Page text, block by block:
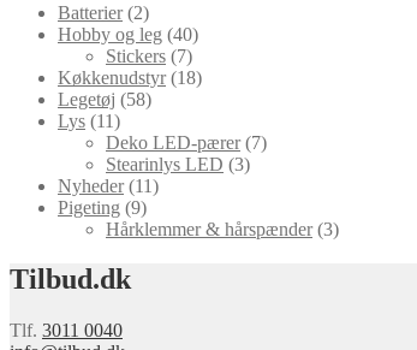
Batterier (2)
Hobby og leg (40)
Stickers (7)
Køkkenudstyr (18)
Legetøj (58)
Lys (11)
Deko LED-pærer (7)
Stearinlys LED (3)
Nyheder (11)
Pigeting (9)
Hårklemmer & hårspænder (3)
Tilbud.dk
Tlf. 3011 0040